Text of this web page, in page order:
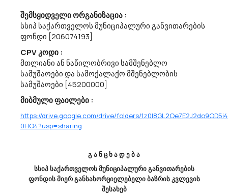
ინფრასტრუქტურის განვითარების სააგენტო“ (ს/ნ:202294980)
ატარებს ფასთა კვლევას 2021-2022 სასწავლო წლის ოქროსა და
ვერცხლის მედალოსანთა სერტიფიკატების (CPV კოდი :
79800000 - ბეჭვდა და მასთან...
Გარდაბნის Მუნიციპალიტეტის Მერია Აცხადებს Ბაზრის Კვლევას
მუნიციპალიტეტებთან (ქვემო
ქართლისსახელმწიფოადმინისტრაცია, ბოლნისი, გარდაბნი,
დმანისი, თეთრიწყარო, მარნეული, წალკა) სახელმწიფო
შესყიდვის ერთობლივად განხორციელების შესახებ
შემსყიდველი ორგანიზაცია :
სსიპ საქართველოს მუნიციპალური განვითარების
ფონდი [206074193]
CPV კოდი :
მთლიანი ან ნაწილობრივი სამშენებლო
სამუშაოები და სამოქალაქო მშენებლობის
სამუშაოები [45200000]
მიბმული ფაილები :
https://drive.google.com/drive/folders/
0HQ4?usp=sharing
გ ა ნ ც ხ ა დ ე ბ ა
სსიპ საქართველოს მუნიციპალური განვითარების
ფონდის მიერ განსახორციელებელი ბაზრის კვლევის
შესახებ